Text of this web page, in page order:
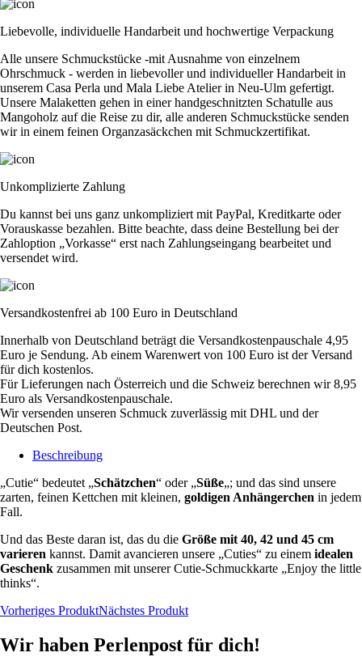
Liebevolle, individuelle Handarbeit und hochwertige Verpackung
Alle unsere Schmuckstücke -mit Ausnahme von einzelnem
Ohrschmuck - werden in liebevoller und individueller Handarbeit in
unserem Casa Perla und Mala Liebe Atelier in Neu-Ulm gefertigt.
Unsere Malaketten gehen in einer handgeschnitzten Schatulle aus
Mangoholz auf die Reise zu dir, alle anderen Schmuckstücke senden
wir in einem feinen Organzasäckchen mit Schmuckzertifikat.
Unkomplizierte Zahlung
Du kannst bei uns ganz unkompliziert mit PayPal, Kreditkarte oder
Vorauskasse bezahlen. Bitte beachte, dass deine Bestellung bei der
Zahloption „Vorkasse“ erst nach Zahlungseingang bearbeitet und
versendet wird.
Versandkostenfrei ab 100 Euro in Deutschland
Innerhalb von Deutschland beträgt die Versandkostenpauschale 4,95
Euro je Sendung. Ab einem Warenwert von 100 Euro ist der Versand
für dich kostenlos.
Für Lieferungen nach Österreich und die Schweiz berechnen wir 8,95
Euro als Versandkostenpauschale.
Wir versenden unseren Schmuck zuverlässig mit DHL und der
Deutschen Post.
Beschreibung
„Cutie“ bedeutet „Schätzchen“ oder „Süße„; und das sind unsere
zarten, feinen Kettchen mit kleinen, goldigen Anhängerchen in jedem
Fall.
Und das Beste daran ist, das du die Größe mit 40, 42 und 45 cm
varieren kannst. Damit avancieren unsere „Cuties“ zu einem idealen
Geschenk zusammen mit unserer Cutie-Schmuckkarte „Enjoy the little
thinks“.
Vorheriges ProduktNächstes Produkt
Wir haben Perlenpost für dich!